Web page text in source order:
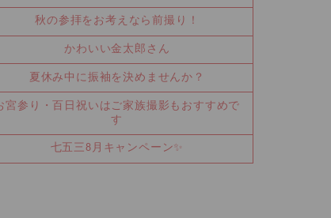
秋の参拝をお考えなら前撮り！
かわいい金太郎さん
夏休み中に振袖を決めませんか？
宮参り・百日祝いはご家族撮影もおすすめで
す
七五三8月キャンペーン✨